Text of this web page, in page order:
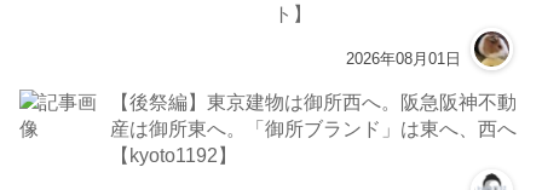
ト】
2026年08月01日
【後祭編】東京建物は御所西へ。阪急阪神不動
産は御所東へ。「御所ブランド」は東へ、西へ
【kyoto1192】